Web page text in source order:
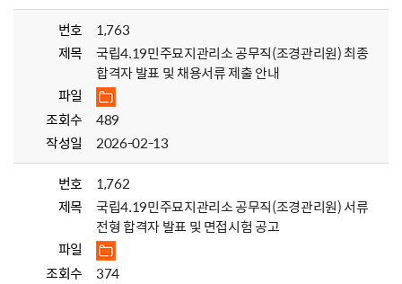
번호
1,763
제목
국립4.19민주묘지관리소 공무직(조경관리원) 최종
합격자 발표 및 채용서류 제출 안내
파일
조회수
489
작성일
2026-02-13
번호
1,762
제목
국립4.19민주묘지관리소 공무직(조경관리원) 서류
전형 합격자 발표 및 면접시험 공고
파일
조회수
374